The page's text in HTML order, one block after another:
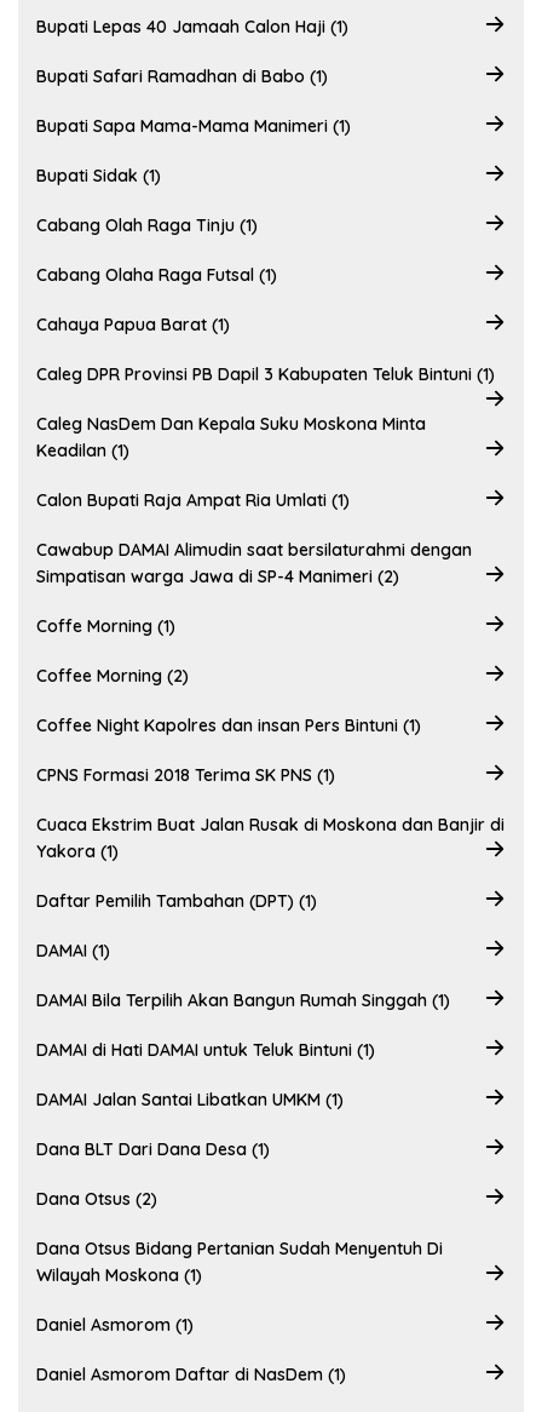
Bupati Lepas 40 Jamaah Calon Haji (1)
Bupati Safari Ramadhan di Babo (1)
Bupati Sapa Mama-Mama Manimeri (1)
Bupati Sidak (1)
Cabang Olah Raga Tinju (1)
Cabang Olaha Raga Futsal (1)
Cahaya Papua Barat (1)
Caleg DPR Provinsi PB Dapil 3 Kabupaten Teluk Bintuni (1)
Caleg NasDem Dan Kepala Suku Moskona Minta
Keadilan (1)
Calon Bupati Raja Ampat Ria Umlati (1)
Cawabup DAMAI Alimudin saat bersilaturahmi dengan
Simpatisan warga Jawa di SP-4 Manimeri (2)
Coffe Morning (1)
Coffee Morning (2)
Coffee Night Kapolres dan insan Pers Bintuni (1)
CPNS Formasi 2018 Terima SK PNS (1)
Cuaca Ekstrim Buat Jalan Rusak di Moskona dan Banjir di
Yakora (1)
Daftar Pemilih Tambahan (DPT) (1)
DAMAI (1)
DAMAI Bila Terpilih Akan Bangun Rumah Singgah (1)
DAMAI di Hati DAMAI untuk Teluk Bintuni (1)
DAMAI Jalan Santai Libatkan UMKM (1)
Dana BLT Dari Dana Desa (1)
Dana Otsus (2)
Dana Otsus Bidang Pertanian Sudah Menyentuh Di
Wilayah Moskona (1)
Daniel Asmorom (1)
Daniel Asmorom Daftar di NasDem (1)